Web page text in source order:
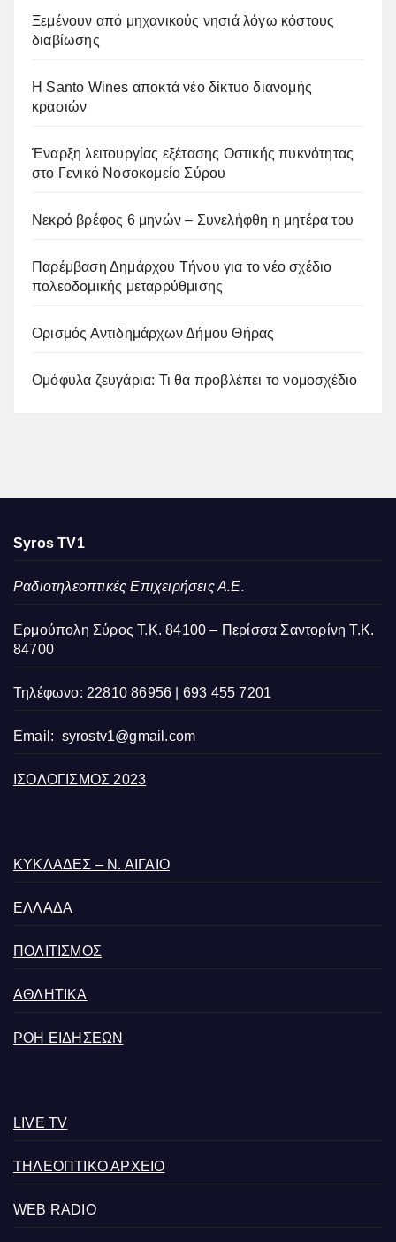
Ξεμένουν από μηχανικούς νησιά λόγω κόστους
διαβίωσης
Η Santo Wines αποκτά νέο δίκτυο διανομής
κρασιών
Έναρξη λειτουργίας εξέτασης Οστικής πυκνότητας
στο Γενικό Νοσοκομείο Σύρου
Νεκρό βρέφος 6 μηνών – Συνελήφθη η μητέρα του
Παρέμβαση Δημάρχου Τήνου για το νέο σχέδιο
πολεοδομικής μεταρρύθμισης
Ορισμός Αντιδημάρχων Δήμου Θήρας
Ομόφυλα ζευγάρια: Τι θα προβλέπει το νομοσχέδιο
Syros TV1
Ραδιοτηλεοπτικές Επιχειρήσεις Α.Ε.
Ερμούπολη Σύρος Τ.Κ. 84100 – Περίσσα Σαντορίνη Τ.Κ.
84700
Τηλέφωνο: 22810 86956 | 693 455 7201
Email: syrostv1@gmail.com
ΙΣΟΛΟΓΙΣΜΟΣ 2023
ΚΥΚΛΑΔΕΣ – Ν. ΑΙΓΑΙΟ
ΕΛΛΑΔΑ
ΠΟΛΙΤΙΣΜΟΣ
ΑΘΛΗΤΙΚΑ
ΡΟΗ ΕΙΔΗΣΕΩΝ
LIVE TV
ΤΗΛΕΟΠΤΙΚΟ ΑΡΧΕΙΟ
WEB RADIO